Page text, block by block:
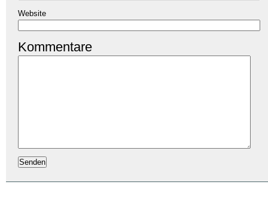
Website
Kommentare